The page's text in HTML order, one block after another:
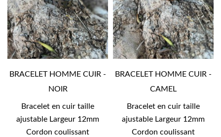
BRACELET HOMME CUIR -
NOIR
Bracelet en cuir taille
ajustable Largeur 12mm
Cordon coulissant
BRACELET HOMME CUIR -
CAMEL
Bracelet en cuir taille
ajustable Largeur 12mm
Cordon coulissant